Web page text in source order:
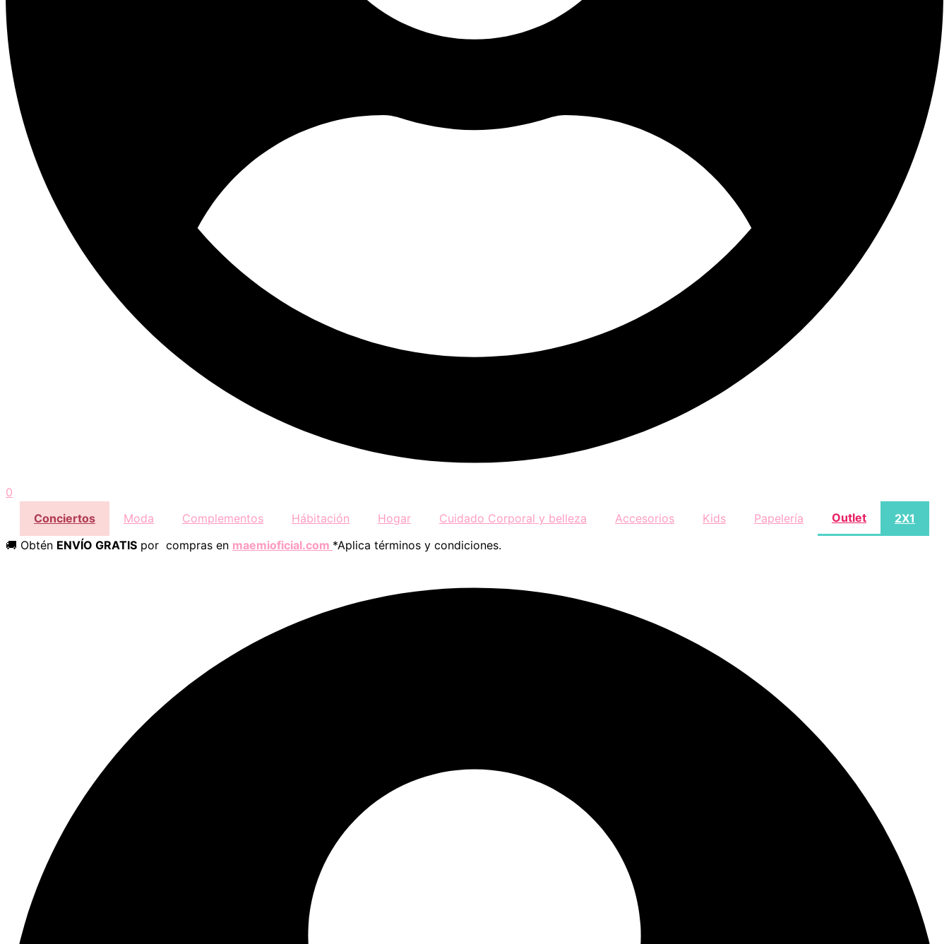
0
Conciertos
Moda Complementos Hábitación Hogar Cuidado Corporal y belleza Accesorios Kids Papelería Outlet
2X1
🚚 Obtén ENVÍO GRATIS por compras en maemioficial.com *Aplica términos y condiciones.